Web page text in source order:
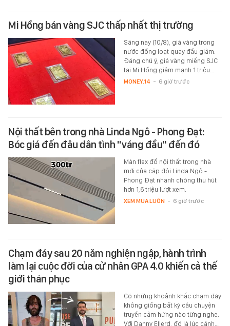
Mi Hồng bán vàng SJC thấp nhất thị trường
Sáng nay (10/8), giá vàng trong
nước đồng loạt quay đầu giảm.
Đáng chú ý, giá vàng miếng SJC
tại Mi Hồng giảm mạnh 1 triệu…
MONEY.14 - 6 giờ trước
Nội thất bên trong nhà Linda Ngô - Phong Đạt:
Bóc giá đến đâu dân tình "váng đầu" đến đó
Màn flex đồ nội thất trong nhà
mới của cặp đôi Linda Ngô -
Phong Đạt nhanh chóng thu hút
hơn 1,6 triệu lượt xem.
XEM MUA LUÔN - 6 giờ trước
Chạm đáy sau 20 năm nghiện ngập, hành trình
làm lại cuộc đời của cử nhân GPA 4.0 khiến cả thế
giới thán phục
Có những khoảnh khắc chạm đáy
không giống bất kỳ câu chuyện
truyền cảm hứng nào từng nghe.
Với Danny Ellerd, đó là lúc cảnh…